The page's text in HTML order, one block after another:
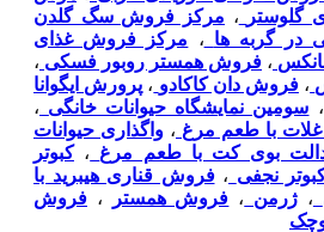
گلوستر ، مرکز فروش سگ گلدن
در گربه ها ، مرکز فروش غذای
، فروش همستر روبور فسکی ،
،فروش دان کاکادو ، پرورش ایگوانا
، سومین نمایشگاه حیوانات خانگی ،
غلات با طعم مرغ ، واگذاری حیوانات
بوی کت با طعم مرغ ،کبوتر
نجفی ،فروش قناری هیبرید با
، ژرمن ، فروش همستر ، فروش